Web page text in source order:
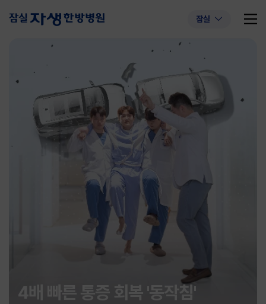
잠실
추천 검색어 #초음파약침 #척추압박골절
#교통사고후유증 #허리디스크
4배 빠른 통증 회복 '동작침'